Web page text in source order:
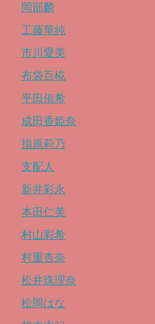
岡部麟
工藤華純
市川愛美
布袋百椛
平田侑希
成田香姫奈
指原莉乃
支配人
新井彩永
本田仁美
村山彩希
村重杏奈
松井珠理奈
松岡はな